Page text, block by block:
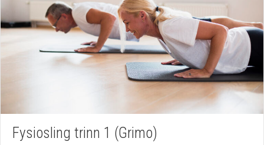
Fysiosling trinn 1 (Grimo)